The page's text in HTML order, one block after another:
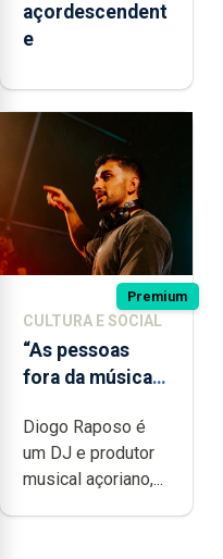
açordescendent
e
Premium
CULTURA E SOCIAL
“As pessoas
fora da música
do quão difícil é
produzir uma
música”
Diogo Raposo é
um DJ e produtor
musical açoriano,...